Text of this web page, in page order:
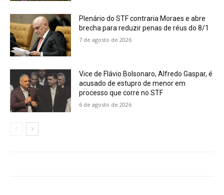
Plenário do STF contraria Moraes e abre
brecha para reduzir penas de réus do 8/1
7 de agosto de 2026
Vice de Flávio Bolsonaro, Alfredo Gaspar, é
acusado de estupro de menor em
processo que corre no STF
6 de agosto de 2026